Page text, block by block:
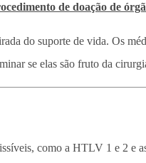
de doação de
do suporte de vida. Os
se elas são fruto da
como a HTLV 1 e 2 e